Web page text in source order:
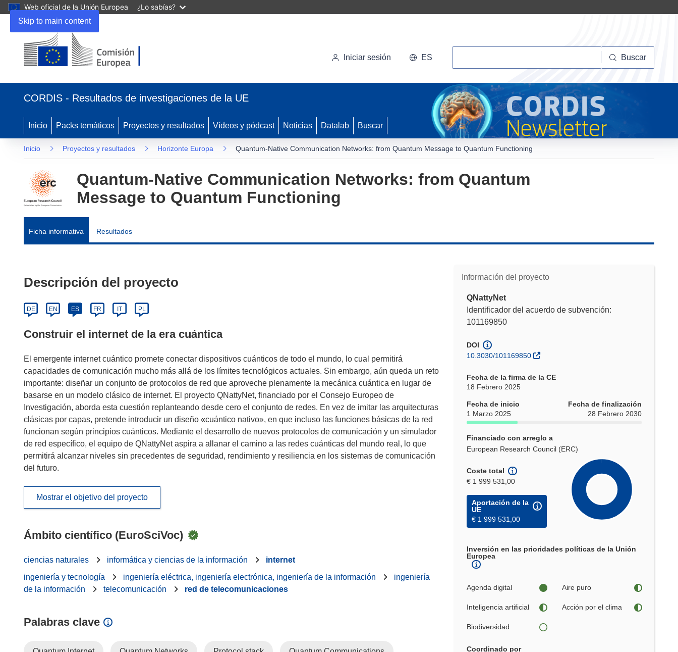
Skip to main content
Web oficial de la Unión Europea ¿Lo sabías?
Iniciar sesión ES Buscar
CORDIS - Resultados de investigaciones de la UE
Inicio Packs temáticos Proyectos y resultados Vídeos y pódcast Noticias Datalab Buscar
Inicio Proyectos y resultados Horizonte Europa Quantum-Native Communication Networks: from Quantum Message to Quantum Functioning
Quantum-Native Communication Networks: from Quantum
Message to Quantum Functioning
Ficha informativa Resultados
Información del proyecto
QNattyNet
Identificador del acuerdo de subvención:
101169850
DOI
10.3030/101169850
Fecha de la firma de la CE
18 Febrero 2025
Fecha de inicio
1 Marzo 2025
Fecha de finalización
28 Febrero 2030
Financiado con arreglo a
European Research Council (ERC)
Coste total
€ 1 999 531,00
Aportación de la
UE
€ 1 999 531,00
Inversión en las prioridades políticas de la Unión
Europea
Agenda digital Aire puro
Inteligencia artificial Acción por el clima
Biodiversidad
Coordinado por
Descripción del proyecto
DE EN ES FR IT PL
Construir el internet de la era cuántica
El emergente internet cuántico promete conectar dispositivos cuánticos de todo el mundo, lo cual permitirá
capacidades de comunicación mucho más allá de los límites tecnológicos actuales. Sin embargo, aún queda un reto
importante: diseñar un conjunto de protocolos de red que aproveche plenamente la mecánica cuántica en lugar de
basarse en un modelo clásico de internet. El proyecto QNattyNet, financiado por el Consejo Europeo de
Investigación, aborda esta cuestión replanteando desde cero el conjunto de redes. En vez de imitar las arquitecturas
clásicas por capas, pretende introducir un diseño «cuántico nativo», en que incluso las funciones básicas de la red
funcionan según principios cuánticos. Mediante el desarrollo de nuevos protocolos de comunicación y un simulador
de red específico, el equipo de QNattyNet aspira a allanar el camino a las redes cuánticas del mundo real, lo que
permitirá alcanzar niveles sin precedentes de seguridad, rendimiento y resiliencia en los sistemas de comunicación
del futuro.
Mostrar el objetivo del proyecto
Ámbito científico (EuroSciVoc)
ciencias naturales informática y ciencias de la información
internet
ingeniería y tecnología
ingeniería eléctrica, ingeniería electrónica, ingeniería de la información
ingeniería
de la información
telecomunicación red de telecomunicaciones
Palabras clave